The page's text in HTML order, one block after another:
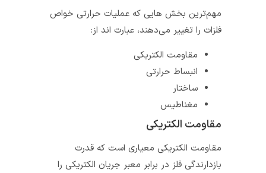
مهم‌ترین بخش هایی که عملیات حرارتی خواص
فلزات را تغییر می‌دهند، عبارت اند از:
مقاومت الکتریکی
انبساط حرارتی
مغناطیس
مقاومت الکتریکی
مقاومت الکتریکی معیاری است که قدرت
بازدارندگی فلز در برابر معبر جریان الکتریکی را